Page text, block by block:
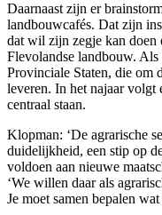
Daarnaast zijn er
landbouwcafés. Dat zijn
dat wil zijn zegje kan doen
Flevolandse landbouw.
Provinciale Staten, die om
leveren. In het najaar volgt
centraal staan.
Klopman: ‘De agrarische
duidelijkheid, een stip op
voldoen aan nieuwe
‘We willen daar als
Je moet samen bepalen